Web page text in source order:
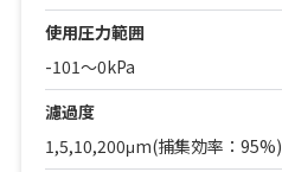
使用圧力範囲
-101～0kPa
濾過度
1,5,10,200μm(捕集効率：95%)